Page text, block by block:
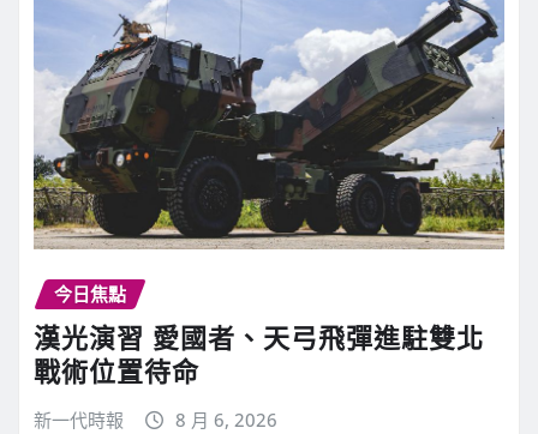
今日焦點
漢光演習 愛國者、天弓飛彈進駐雙北
戰術位置待命
新一代時報 8 月 6, 2026